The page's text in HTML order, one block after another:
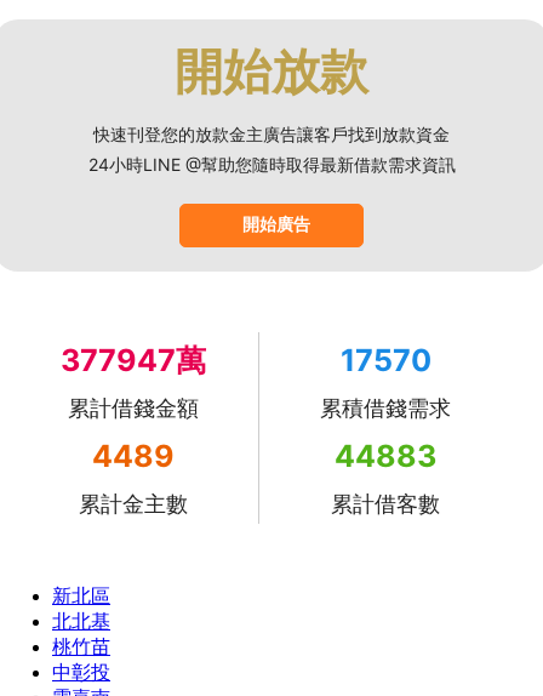
開始放款
快速刊登您的放款金主廣告讓客戶找到放款資金
24小時LINE @幫助您隨時取得最新借款需求資訊
開始廣告
377947萬
累計借錢金額
17570
累積借錢需求
4489
累計金主數
44883
累計借客數